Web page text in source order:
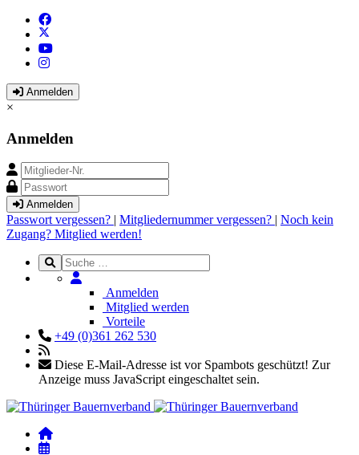
Anmelden
×
Anmelden
Anmelden
Passwort vergessen? | Mitgliedernummer vergessen? | Noch kein
Zugang? Mitglied werden!
Anmelden
Mitglied werden
Vorteile
+49 (0)361 262 530
Diese E-Mail-Adresse ist vor Spambots geschützt! Zur
Anzeige muss JavaScript eingeschaltet sein.